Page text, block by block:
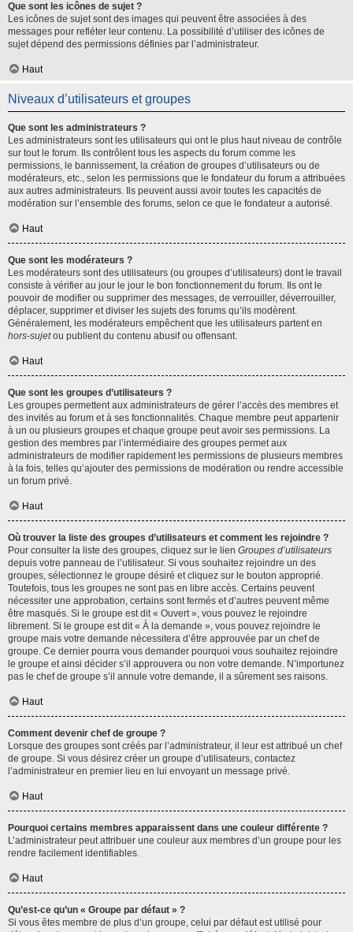
Que sont les icônes de sujet ?
Les icônes de sujet sont des images qui peuvent être associées à des
messages pour refléter leur contenu. La possibilité d’utiliser des icônes de
sujet dépend des permissions définies par l’administrateur.
Haut
Niveaux d’utilisateurs et groupes
Que sont les administrateurs ?
Les administrateurs sont les utilisateurs qui ont le plus haut niveau de contrôle
sur tout le forum. Ils contrôlent tous les aspects du forum comme les
permissions, le bannissement, la création de groupes d’utilisateurs ou de
modérateurs, etc., selon les permissions que le fondateur du forum a attribuées
aux autres administrateurs. Ils peuvent aussi avoir toutes les capacités de
modération sur l’ensemble des forums, selon ce que le fondateur a autorisé.
Haut
Que sont les modérateurs ?
Les modérateurs sont des utilisateurs (ou groupes d’utilisateurs) dont le travail
consiste à vérifier au jour le jour le bon fonctionnement du forum. Ils ont le
pouvoir de modifier ou supprimer des messages, de verrouiller, déverrouiller,
déplacer, supprimer et diviser les sujets des forums qu’ils modèrent.
Généralement, les modérateurs empêchent que les utilisateurs partent en
hors-sujetou publient du contenu abusif ou offensant.
Haut
Que sont les groupes d’utilisateurs ?
Les groupes permettent aux administrateurs de gérer l’accès des membres et
des invités au forum et à ses fonctionnalités. Chaque membre peut appartenir
à un ou plusieurs groupes et chaque groupe peut avoir ses permissions. La
gestion des membres par l’intermédiaire des groupes permet aux
administrateurs de modifier rapidement les permissions de plusieurs membres
à la fois, telles qu’ajouter des permissions de modération ou rendre accessible
un forum privé.
Haut
Où trouver la liste des groupes d’utilisateurs et comment les rejoindre ?
Pour consulter la liste des groupes, cliquez sur le lien Groupes d’utilisateurs
depuis votre panneau de l’utilisateur. Si vous souhaitez rejoindre un des
groupes, sélectionnez le groupe désiré et cliquez sur le bouton approprié.
Toutefois, tous les groupes ne sont pas en libre accès. Certains peuvent
nécessiter une approbation, certains sont fermés et d’autres peuvent même
être masqués. Si le groupe est dit « Ouvert », vous pouvez le rejoindre
librement. Si le groupe est dit « À la demande », vous pouvez rejoindre le
groupe mais votre demande nécessitera d’être approuvée par un chef de
groupe. Ce dernier pourra vous demander pourquoi vous souhaitez rejoindre
le groupe et ainsi décider s’il approuvera ou non votre demande. N’importunez
pas le chef de groupe s’il annule votre demande, il a sûrement ses raisons.
Haut
Comment devenir chef de groupe ?
Lorsque des groupes sont créés par l’administrateur, il leur est attribué un chef
de groupe. Si vous désirez créer un groupe d’utilisateurs, contactez
l’administrateur en premier lieu en lui envoyant un message privé.
Haut
Pourquoi certains membres apparaissent dans une couleur différente ?
L’administrateur peut attribuer une couleur aux membres d’un groupe pour les
rendre facilement identifiables.
Haut
Qu’est-ce qu’un « Groupe par défaut » ?
Si vous êtes membre de plus d’un groupe, celui par défaut est utilisé pour